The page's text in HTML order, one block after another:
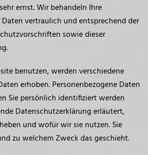
ernst. Wir behandeln Ihre
vertraulich und entsprechend der
sowie dieser
benutzen, werden verschiedene
erhoben. Personenbezogene Daten
Sie persönlich identifiziert werden
Datenschutzerklärung erläutert,
und wofür wir sie nutzen. Sie
zu welchem Zweck das geschieht.